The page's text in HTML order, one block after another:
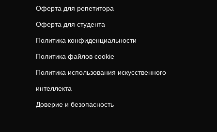
Оферта для репетитора
Оферта для студента
Политика конфиденциальности
Политика файлов cookie
Политика использования искусственного
интеллекта
Доверие и безопасность